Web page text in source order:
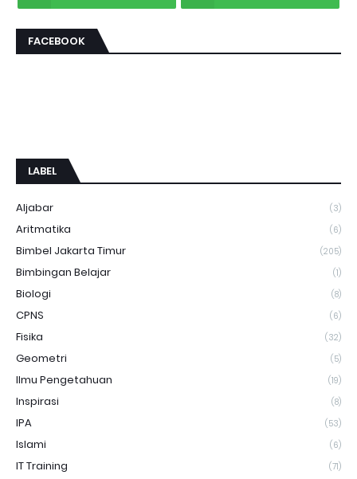
FACEBOOK
LABEL
Aljabar (3)
Aritmatika (6)
Bimbel Jakarta Timur (205)
Bimbingan Belajar (1)
Biologi (8)
CPNS (6)
Fisika (32)
Geometri (5)
Ilmu Pengetahuan (19)
Inspirasi (8)
IPA (53)
Islami (6)
IT Training (71)